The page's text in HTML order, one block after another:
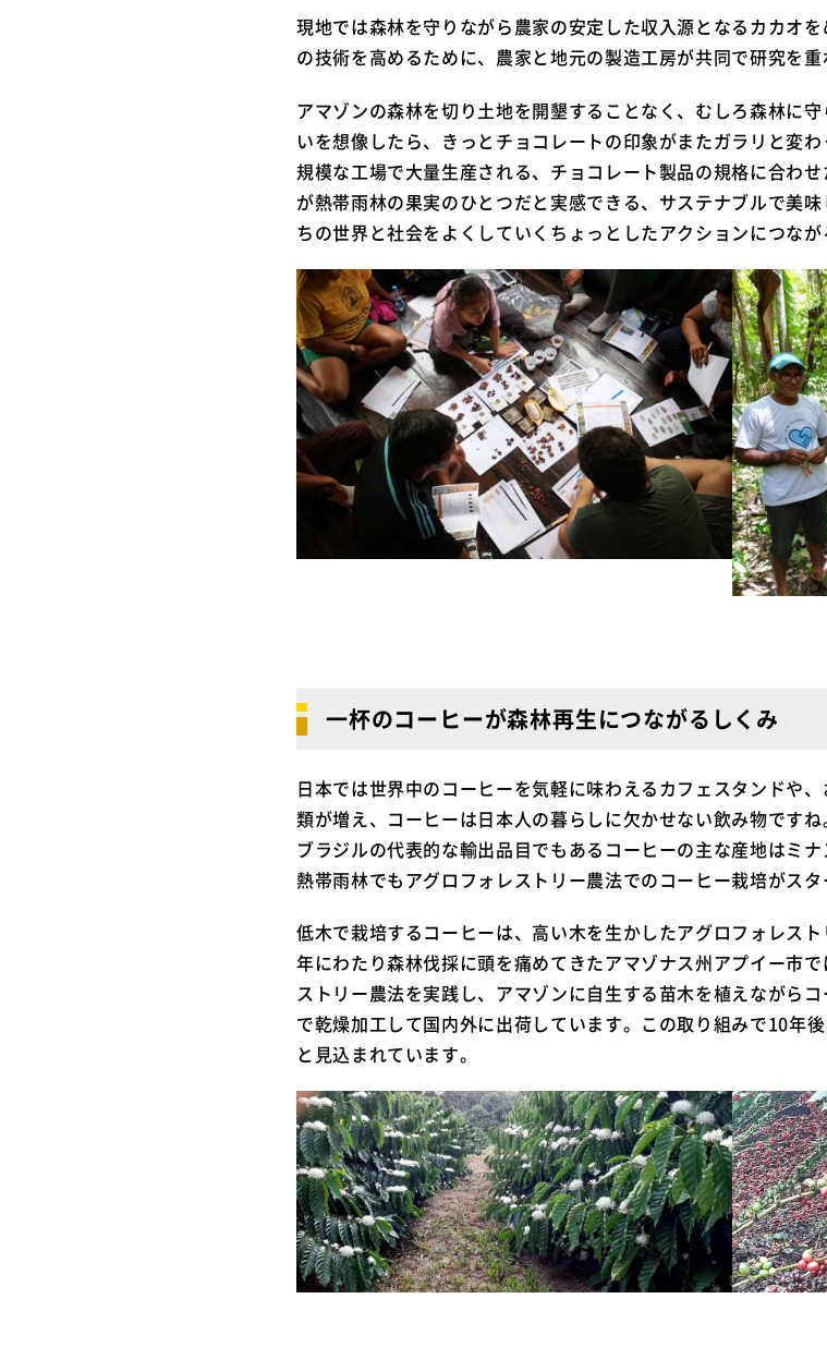
現地では森林を守りながら農家の安定した収入源となるカカオ
の技術を高めるために、農家と地元の製造工房が共同で研究を重
アマゾンの森林を切り土地を開墾することなく、むしろ森林に
いを想像したら、きっとチョコレートの印象がまたガラリと変
規模な工場で大量生産される、チョコレート製品の規格に合わ
が熱帯雨林の果実のひとつだと実感できる、サステナブルで美
ちの世界と社会をよくしていくちょっとしたアクションにつなが
一杯のコーヒーが森林再生につながるしくみ
日本では世界中のコーヒーを気軽に味わえるカフェスタンドや
類が増え、コーヒーは日本人の暮らしに欠かせない飲み物ですね
ブラジルの代表的な輸出品目でもあるコーヒーの主な産地はミ
熱帯雨林でもアグロフォレストリー農法でのコーヒー栽培がスタ
低木で栽培するコーヒーは、高い木を生かしたアグロフォレス
年にわたり森林伐採に頭を痛めてきたアマゾナス州アプイー市
ストリー農法を実践し、アマゾンに自生する苗木を植えながら
で乾燥加工して国内外に出荷しています。この取り組みで10年
と見込まれています。